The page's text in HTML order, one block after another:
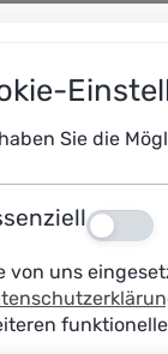
(KI) kann die
zu 25 Prozent
nicht-
die mehr
Welche
von den
Lernende
Sie die
Aus
von uns